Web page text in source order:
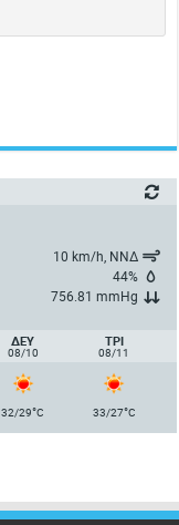
10 km/h, ΝΝΔ
44%
756.81 mmHg
ΔΕΥ
08/10
ΤΡΙ
08/11
32/29°C 33/27°C